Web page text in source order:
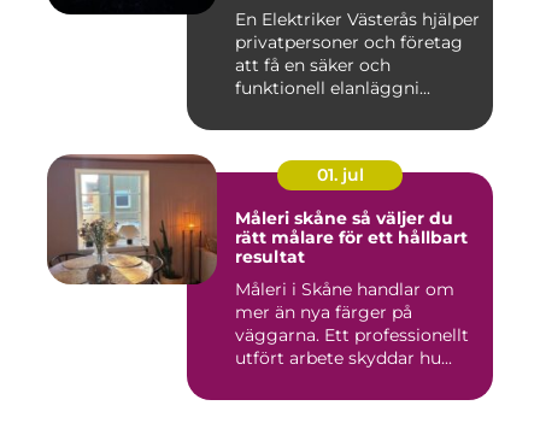
En Elektriker Västerås hjälper
privatpersoner och företag
att få en säker och
funktionell elanläggni...
01. jul
Måleri skåne så väljer du
rätt målare för ett hållbart
resultat
Måleri i Skåne handlar om
mer än nya färger på
väggarna. Ett professionellt
utfört arbete skyddar hu...